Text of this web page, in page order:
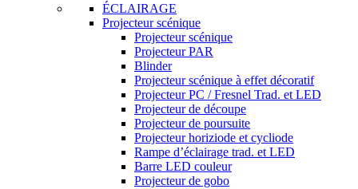
ÉCLAIRAGE
Projecteur scénique
Projecteur scénique
Projecteur PAR
Blinder
Projecteur scénique à effet décoratif
Projecteur PC / Fresnel Trad. et LED
Projecteur de découpe
Projecteur de poursuite
Projecteur horiziode et cycliode
Rampe d’éclairage trad. et LED
Barre LED couleur
Projecteur de gobo